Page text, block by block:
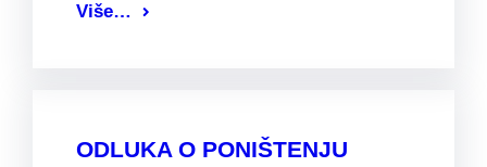
Više…
ODLUKA O PONIŠTENJU